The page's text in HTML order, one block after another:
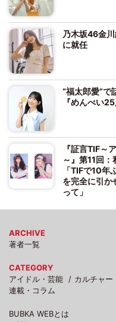
乃木坂46金
に就任
“福太郎愛”
『めんべい
『証言TIF～
～』第11回
「TIFで10年
を完全に引か
って」
ARCHIVE
著者一覧
CATEGORY
アイドル・芸能
カルチャー
連載・コラム
BUBKA WEBとは